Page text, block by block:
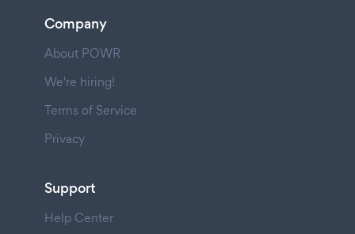
Company
About POWR
We're hiring!
Terms of Service
Privacy
Support
Help Center